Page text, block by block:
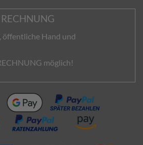
öffentliche Hand und
möglich!